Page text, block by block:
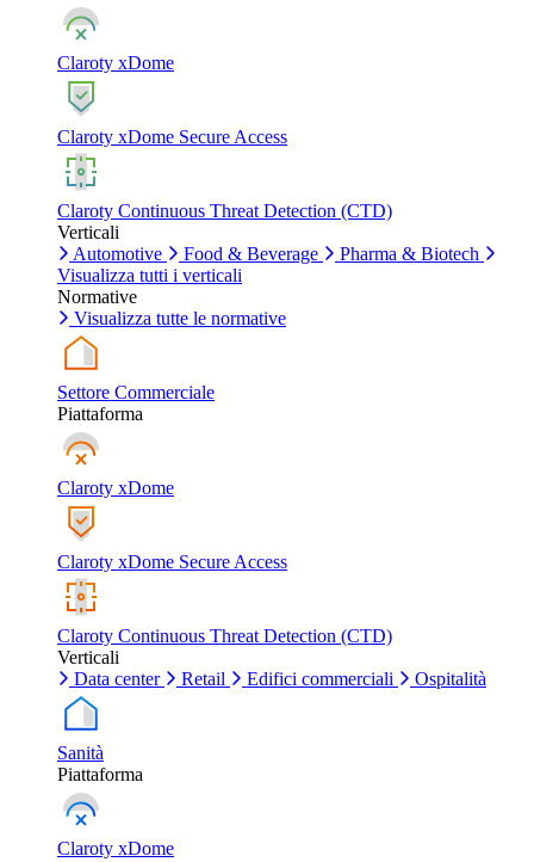
Claroty xDome
Claroty xDome Secure Access
Claroty Continuous Threat Detection (CTD)
Verticali
Automotive
Food & Beverage
Pharma & Biotech
Visualizza tutti i verticali
Normative
Visualizza tutte le normative
Settore Commerciale
Piattaforma
Claroty xDome
Claroty xDome Secure Access
Claroty Continuous Threat Detection (CTD)
Verticali
Data center
Retail Edifici commerciali Ospitalità
Sanità
Piattaforma
Claroty xDome